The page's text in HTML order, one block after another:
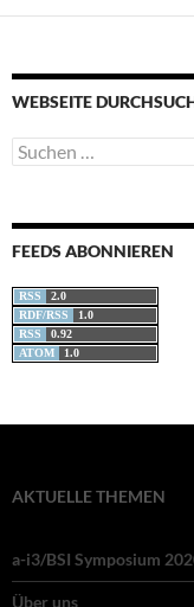
WEBSEITE
Suchen
nach:
FEEDS ABONNIEREN
RSS
2.0
RDF/RSS
1.0
RSS
0.92
ATOM
1.0
AKTUELLE THEMEN
a-i3/BSI Symposium
Über uns